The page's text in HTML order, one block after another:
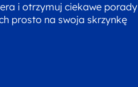
i otrzymuj ciekawe porady
prosto na swoja skrzynkę